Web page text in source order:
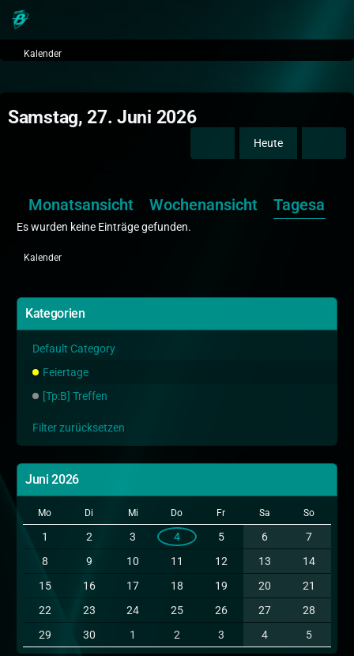
Kalender
Samstag, 27. Juni 2026
Heute
Monatsansicht Wochenansicht
Es wurden keine Einträge gefunden.
Kalender
Kategorien
Default Category
Feiertage
[Tp:B] Treffen
Filter zurücksetzen
Juni 2026
Mo Di Mi Do Fr Sa So
1 2 3 4 5 6
7
8
9 10 11 12 13
14
15
16 17 18 19 20
21
22
23 24 25 26 27
28
29
30 1 2 3 4 5